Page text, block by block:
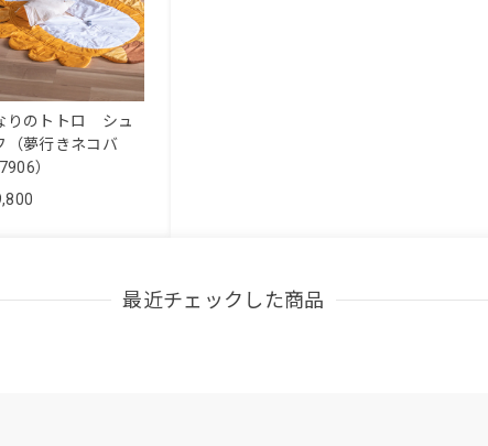
りのトトロ シュ
（夢行きネコバ
）
最近チェックした商品